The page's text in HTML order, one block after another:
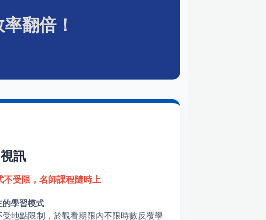
翻倍！
訊
不受限，名師課程隨時上
的學習模式
受地點限制，於觀看期限內不限時數反覆學